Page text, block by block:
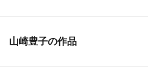
山崎豊子の作品